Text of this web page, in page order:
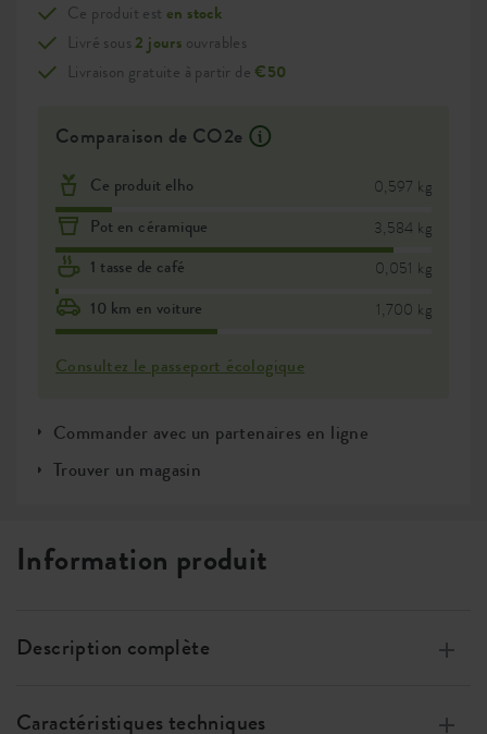
Ce produit est en stock
Livré sous2 jours ouvrables
Livraison gratuite à partir de€50
Comparaison de CO2e
Ce produit elho 0,597 kg
Pot en céramique 3,584 kg
1 tasse de café 0,051 kg
10 km en voiture 1,700 kg
Consultez le passeport écologique
Commander avec un partenaires en ligne
Trouver un magasin
Information produit
Description complète
grâce à l’Energie éolienne, 100% recyclable
Caractéristiques techniques